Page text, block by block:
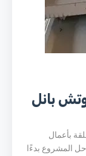
بانل
بأعمال
المشروع بدءًا